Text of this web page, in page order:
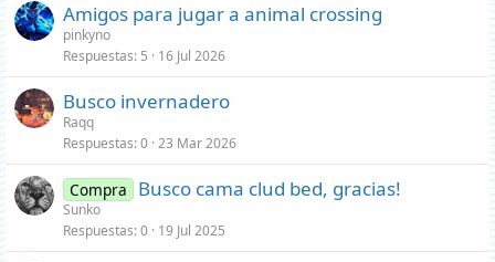
Amigos para jugar a animal crossing
pinkyno
Respuestas 5 16 Jul 2026
Busco invernadero
Raqq
Respuestas 0 23 Mar 2026
Compra Busco cama clud bed, gracias!
Sunko
Respuestas 0 19 Jul 2025